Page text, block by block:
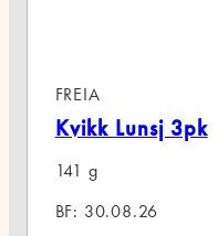
FREIA
Kvikk Lunsj 3pk
141 g
BF: 30.08.26